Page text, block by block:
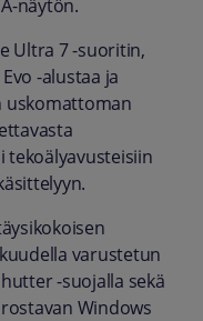
näytön.
Ultra 7 -suoritin,
-alustaa ja
uskomattoman
tekoälyavusteisiin
varustetun
-suojalla sekä
Windows